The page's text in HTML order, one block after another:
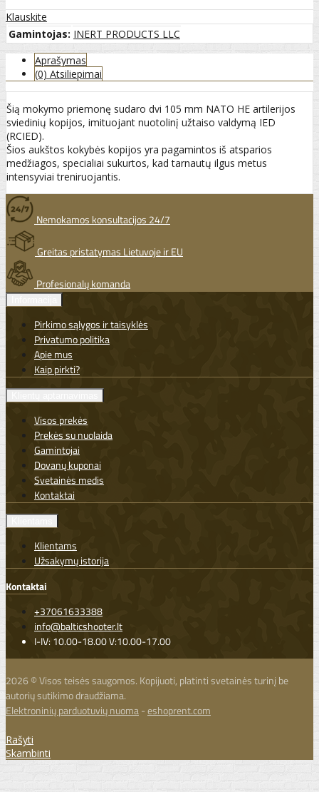
Klauskite
Gamintojas: INERT PRODUCTS LLC
Aprašymas
(0) Atsiliepimai
Šią mokymo priemonę sudaro dvi 105 mm NATO HE artilerijos
sviedinių kopijos, imituojant nuotolinį užtaiso valdymą IED
(RCIED).
Šios aukštos kokybės kopijos yra pagamintos iš atsparios
medžiagos, specialiai sukurtos, kad tarnautų ilgus metus
intensyviai treniruojantis.
Nemokamos konsultacijos 24/7
Greitas pristatymas Lietuvoje ir EU
Profesionalų komanda
Pirkimo sąlygos ir taisyklės
Privatumo politika
Apie mus
Kaip pirkti?
Visos prekės
Prekės su nuolaida
Gamintojai
Dovanų kuponai
Svetainės medis
Kontaktai
Klientams
Užsakymų istorija
Kontaktai
+37061633388
info@balticshooter.lt
I-IV: 10.00-18.00 V:10.00-17.00
2026 © Visos teisės saugomos. Kopijuoti, platinti svetainės turinį be
autorių sutikimo draudžiama.
Elektroninių parduotuvių nuoma-eshoprent.com
Rašyti
Skambinti